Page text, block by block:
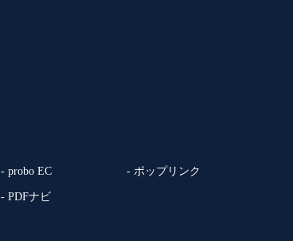
- probo EC - ポップリンク
- PDFナビ